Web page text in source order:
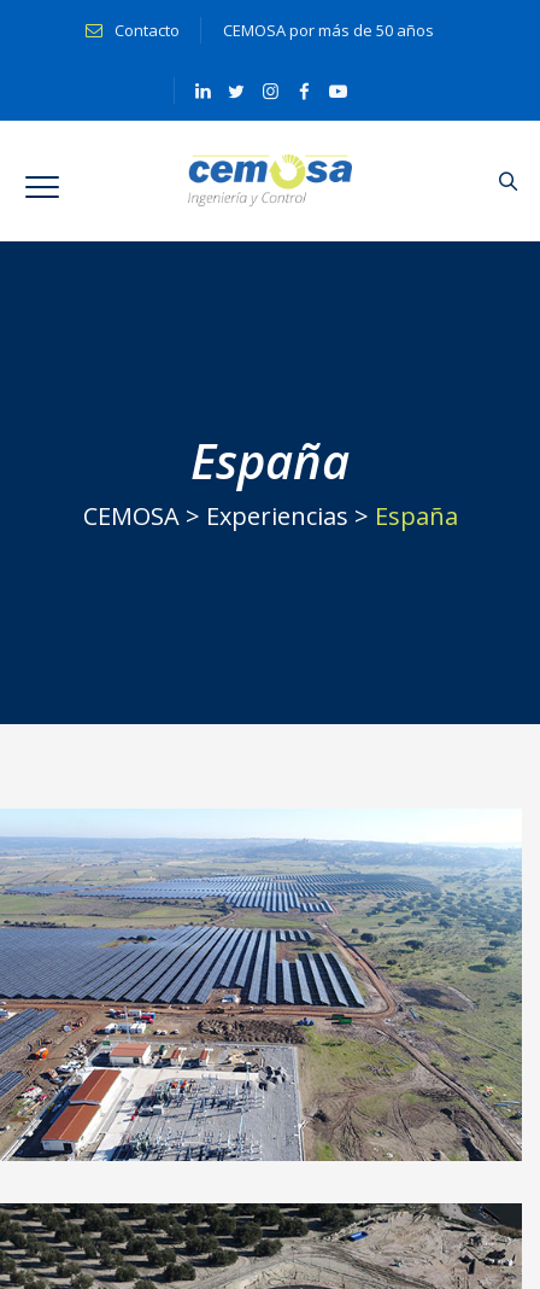
Contacto CEMOSA por más de 50 años
España
CEMOSA> Experiencias > España
Planta Fotovoltaica Campo Arañuelo I y II